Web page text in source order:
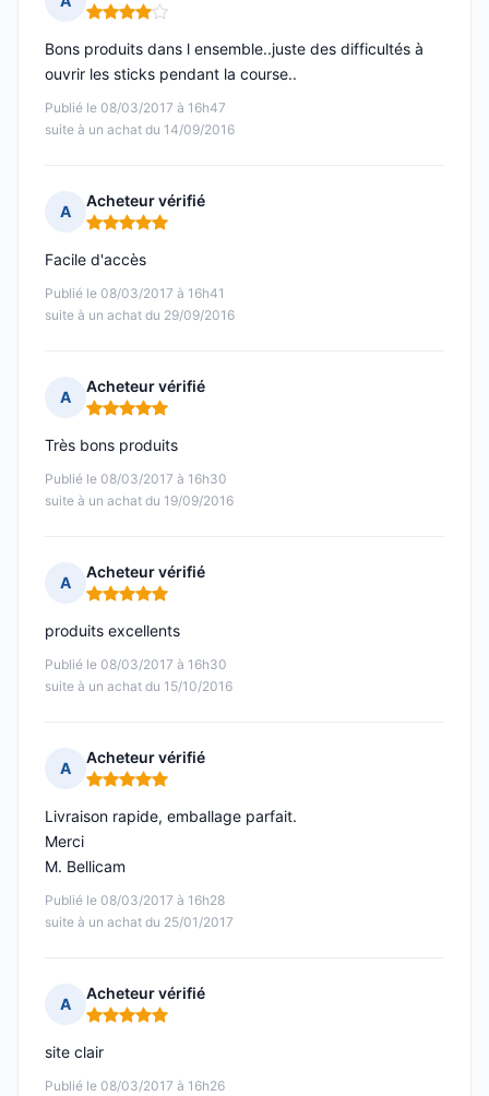
Note : 4 sur 5
Publié le 08/03/2017 à 16h47
suite à un achat du 14/09/2016
Bons produits dans l ensemble..juste des difficultés à
ouvrir les sticks pendant la course..
A
Acheteur vérifié
Note : 5 sur 5
Publié le 08/03/2017 à 16h41
suite à un achat du 29/09/2016
Facile d'accès
A
Acheteur vérifié
Note : 5 sur 5
Publié le 08/03/2017 à 16h30
suite à un achat du 19/09/2016
Très bons produits
A
Acheteur vérifié
Note : 5 sur 5
Publié le 08/03/2017 à 16h30
suite à un achat du 15/10/2016
produits excellents
A
Acheteur vérifié
Note : 5 sur 5
Publié le 08/03/2017 à 16h28
suite à un achat du 25/01/2017
Livraison rapide, emballage parfait.
Merci
M. Bellicam
A
Acheteur vérifié
Note : 5 sur 5
Publié le 08/03/2017 à 16h26
site clair